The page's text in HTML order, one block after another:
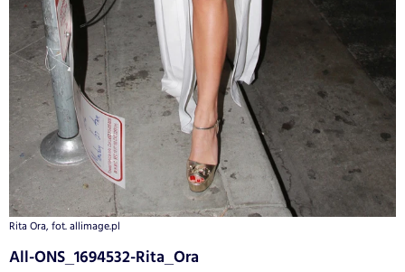
Rita Ora, fot. allimage.pl
All-ONS_1694532-Rita_Ora